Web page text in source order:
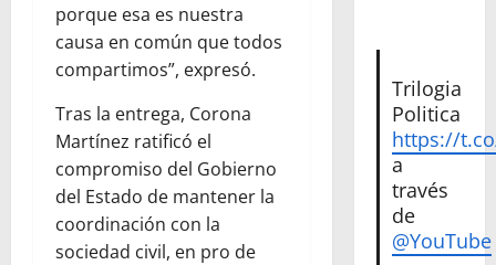
porque esa es nuestra
causa en común que todos
compartimos”, expresó.
Tras la entrega, Corona
Martínez ratificó el
compromiso del Gobierno
del Estado de mantener la
coordinación con la
sociedad civil, en pro de
Trilogia
Politica
https://
a
través
de
@YouTube